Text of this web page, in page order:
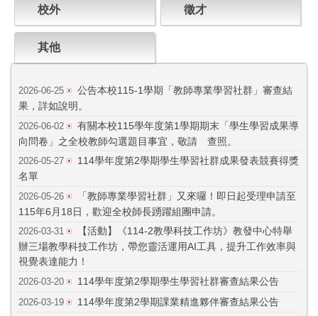
校外 徵才
其他
2026-06-25
公告本校115-1學期「教師專業學習社群」審查結
果，詳如說明。
2026-06-02
有關本校115學年度第1學期期末「學生學習成果導
向問卷」之全校教師勾選題目事宜，敬請 查照。
2026-05-27
114學年度第2學期學生學習社群成果發表競賽得獎
名單
2026-05-26
「教師專業學習社群」又來囉！即日起受理申請至
115年6月18日，歡迎全校師長踴躍組團申請。
2026-03-31
【活動】《114-2教學科技工作坊》教發中心特舉
辦三場教學科技工作坊，帶您靈活運用AI工具，提升工作效率與
視覺表達能力！
2026-03-20 114學年度第2學期學生學習社群審查結果公告
2026-03-19 114學年度第2學期課業精進夥伴審查結果公告